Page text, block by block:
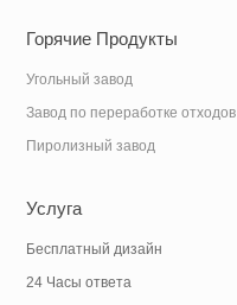
Горячие Продукты
Угольный завод
Завод по переработке отходов
Пиролизный завод
Услуга
Бесплатный дизайн
24 Часы ответа